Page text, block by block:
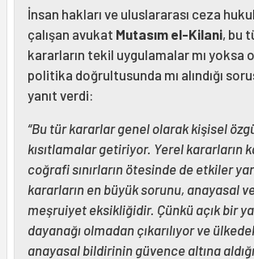
İnsan hakları ve uluslararası ceza
çalışan avukat Mutasım el-Kilani, bu
kararların tekil uygulamalar mı yoksa
politika doğrultusunda mı alındığı
yanıt verdi:
“Bu tür kararlar genel olarak kişisel
kısıtlamalar getiriyor. Yerel kararların
coğrafi sınırların ötesinde de etkiler
kararların en büyük sorunu, anayasal
meşruiyet eksikliğidir. Çünkü açık bir
dayanağı olmadan çıkarılıyor ve
anayasal bildirinin güvence altına